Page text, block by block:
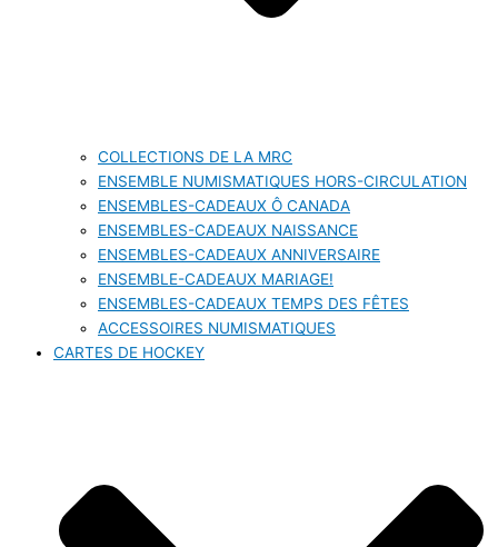
COLLECTIONS DE LA MRC
ENSEMBLE NUMISMATIQUES HORS-CIRCULATION
ENSEMBLES-CADEAUX Ô CANADA
ENSEMBLES-CADEAUX NAISSANCE
ENSEMBLES-CADEAUX ANNIVERSAIRE
ENSEMBLE-CADEAUX MARIAGE!
ENSEMBLES-CADEAUX TEMPS DES FÊTES
ACCESSOIRES NUMISMATIQUES
CARTES DE HOCKEY